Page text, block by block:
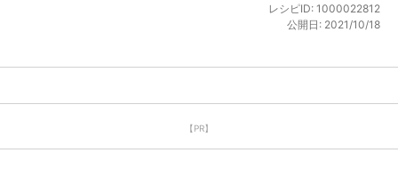
レシピID: 1000022812
公開日: 2021/10/18
【PR】